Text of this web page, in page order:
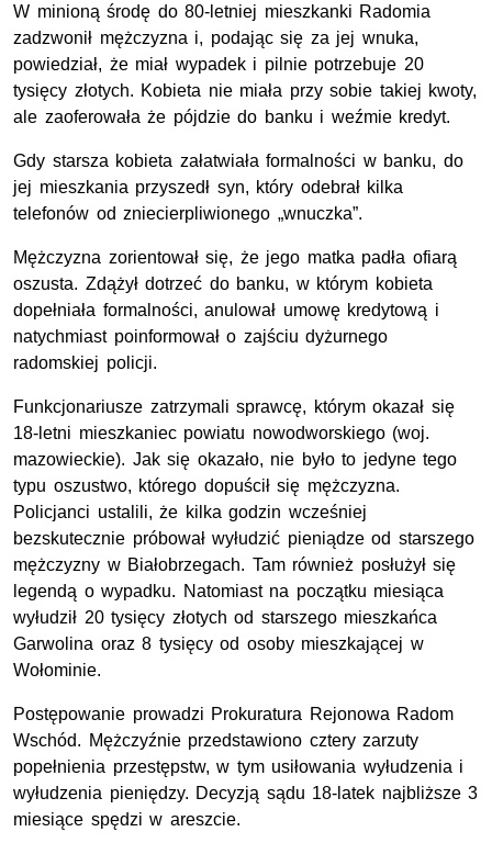
W minioną środę do 80-letniej mieszkanki Radomia
zadzwonił mężczyzna i, podając się za jej wnuka,
powiedział, że miał wypadek i pilnie potrzebuje 20
tysięcy złotych. Kobieta nie miała przy sobie takiej kwoty,
ale zaoferowała że pójdzie do banku i weźmie kredyt.
Gdy starsza kobieta załatwiała formalności w banku, do
jej mieszkania przyszedł syn, który odebrał kilka
telefonów od zniecierpliwionego „wnuczka”.
Mężczyzna zorientował się, że jego matka padła ofiarą
oszusta. Zdążył dotrzeć do banku, w którym kobieta
dopełniała formalności, anulował umowę kredytową i
natychmiast poinformował o zajściu dyżurnego
radomskiej policji.
Funkcjonariusze zatrzymali sprawcę, którym okazał się
18-letni mieszkaniec powiatu nowodworskiego (woj.
mazowieckie). Jak się okazało, nie było to jedyne tego
typu oszustwo, którego dopuścił się mężczyzna.
Policjanci ustalili, że kilka godzin wcześniej
bezskutecznie próbował wyłudzić pieniądze od starszego
mężczyzny w Białobrzegach. Tam również posłużył się
legendą o wypadku. Natomiast na początku miesiąca
wyłudził 20 tysięcy złotych od starszego mieszkańca
Garwolina oraz 8 tysięcy od osoby mieszkającej w
Wołominie.
Postępowanie prowadzi Prokuratura Rejonowa Radom
Wschód. Mężczyźnie przedstawiono cztery zarzuty
popełnienia przestępstw, w tym usiłowania wyłudzenia i
wyłudzenia pieniędzy. Decyzją sądu 18-latek najbliższe 3
miesiące spędzi w areszcie.